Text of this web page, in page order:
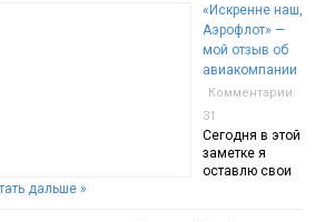
«Искренне наш,
Аэрофлот» —
мой отзыв об
авиакомпании
Комментарии:
31
Сегодня в этой
заметке я
оставлю свои
дальше »